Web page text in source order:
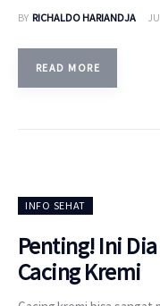
BY RICHALDO HARIANDJA
READ MORE
INFO SEHAT
Penting! Ini
Cacing Kremi